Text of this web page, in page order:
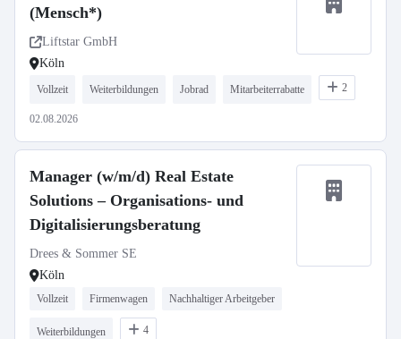
(Mensch*)
Liftstar GmbH
Köln
Vollzeit Weiterbildungen Jobrad Mitarbeiterrabatte 2
02.08.2026
Manager (w/m/d) Real Estate
Solutions – Organisations- und
Digitalisierungsberatung
Drees & Sommer SE
Köln
Vollzeit Firmenwagen Nachhaltiger Arbeitgeber
Weiterbildungen 4